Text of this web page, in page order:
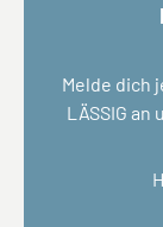
Melde dich
LÄSSIG